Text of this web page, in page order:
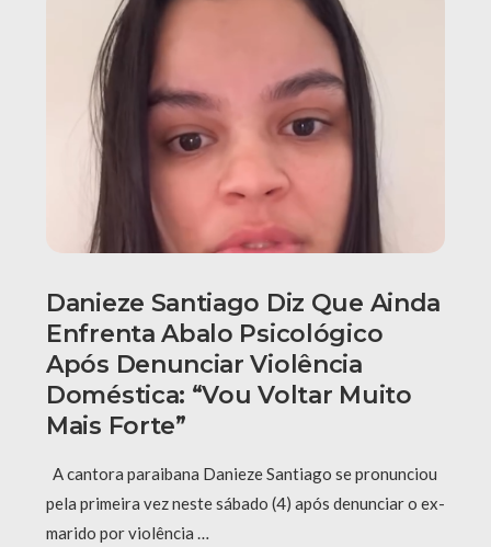
Danieze Santiago Diz Que Ainda
Enfrenta Abalo Psicológico
Após Denunciar Violência
Doméstica: “Vou Voltar Muito
Mais Forte”
A cantora paraibana Danieze Santiago se pronunciou
pela primeira vez neste sábado (4) após denunciar o ex-
marido por violência …